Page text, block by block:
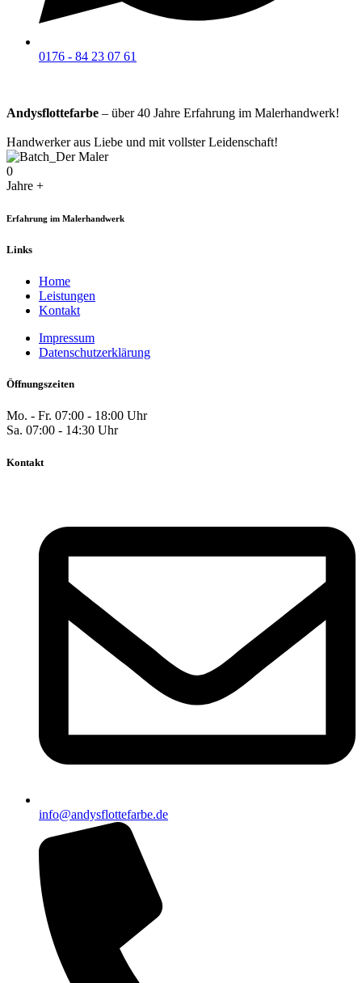
0176 - 84 23 07 61
Andysflottefarbe – über 40 Jahre Erfahrung im Malerhandwerk!
Handwerker aus Liebe und mit vollster Leidenschaft!
0
Jahre +
Erfahrung im Malerhandwerk
Links
Home
Leistungen
Kontakt
Impressum
Datenschutzerklärung
Öffnungszeiten
Mo. - Fr. 07:00 - 18:00 Uhr
Sa. 07:00 - 14:30 Uhr
Kontakt
info@andysflottefarbe.de